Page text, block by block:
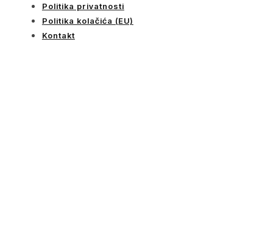
Politika privatnosti
Politika kolačića (EU)
Kontakt